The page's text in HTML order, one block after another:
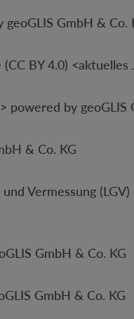
GmbH & Co.
BY 4.0)
powered by geoGLIS
& Co. KG
Vermessung
GmbH & Co. KG
GmbH & Co. KG